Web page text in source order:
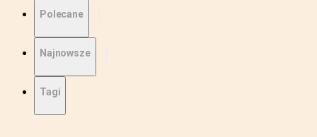
Polecane
Najnowsze
Tagi